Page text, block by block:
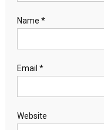
Name *
Email *
Website